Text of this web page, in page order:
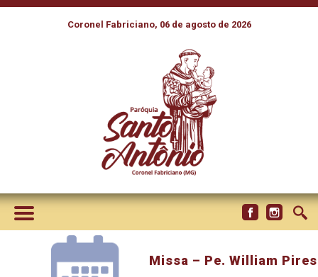
Coronel Fabriciano, 06 de agosto de 2026
Missa – Pe. William Pires